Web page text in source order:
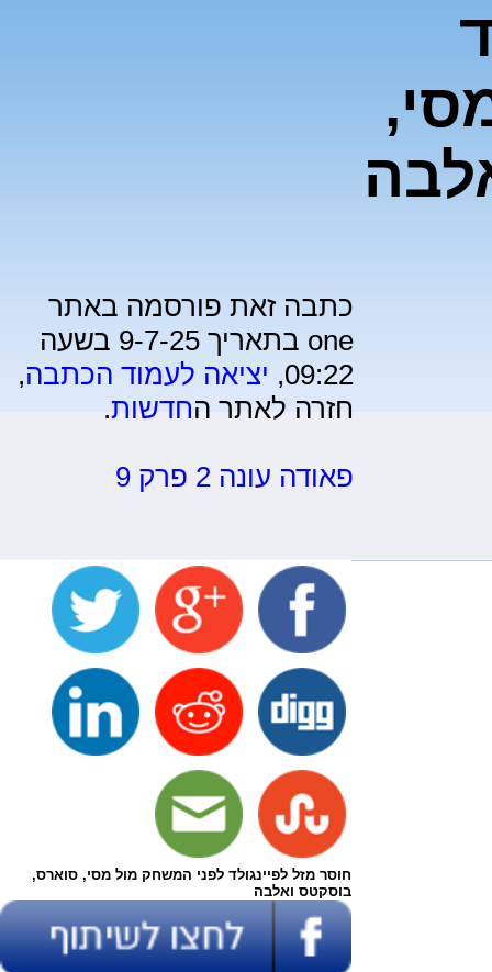
כתבה זאת פורסמה באתר
one בתאריך 9-7-25 בשעה
09:22, יציאה לעמוד הכתבה,
חזרה לאתר החדשות.
פאודה עונה 2 פרק 9
חוסר מזל לפיינגולד לפני המשחק מול מסי, סוארס,
בוסקטס ואלבה